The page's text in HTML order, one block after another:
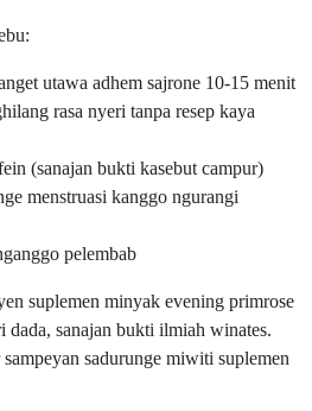
utawa adhem sajrone 10-15 menit
rasa nyeri tanpa resep kaya
(sanajan bukti kasebut campur)
menstruasi kanggo ngurangi
pelembab
suplemen minyak evening primrose
sanajan bukti ilmiah winates.
sadurunge miwiti suplemen